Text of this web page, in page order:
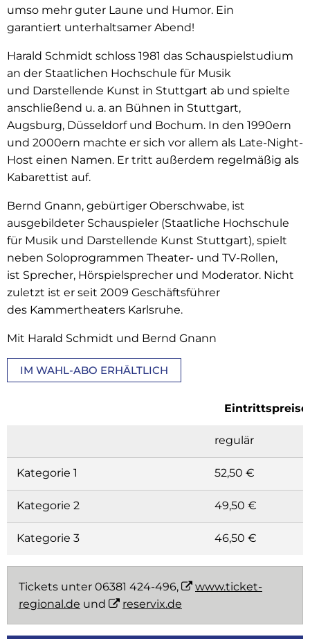
umso mehr guter Laune und Humor. Ein
garantiert unterhaltsamer Abend!
Harald Schmidt schloss 1981 das Schauspielstudium
an der Staatlichen Hochschule für Musik
und Darstellende Kunst in Stuttgart ab und spielte
anschließend u. a. an Bühnen in Stuttgart,
Augsburg, Düsseldorf und Bochum. In den 1990ern
und 2000ern machte er sich vor allem als Late-Night-
Host einen Namen. Er tritt außerdem regelmäßig als
Kabarettist auf.
Bernd Gnann, gebürtiger Oberschwabe, ist
ausgebildeter Schauspieler (Staatliche Hochschule
für Musik und Darstellende Kunst Stuttgart), spielt
neben Soloprogrammen Theater- und TV-Rollen,
ist Sprecher, Hörspielsprecher und Moderator. Nicht
zuletzt ist er seit 2009 Geschäftsführer
des Kammertheaters Karlsruhe.
Mit Harald Schmidt und Bernd Gnann
IM WAHL-ABO ERHÄLTLICH
Eintrittspreise
regulär
Kategorie 1 52,50 €
Kategorie 2 49,50 €
Kategorie 3 46,50 €
Tickets unter 06381 424-496,
www.ticket-
regional.de und reservix.de